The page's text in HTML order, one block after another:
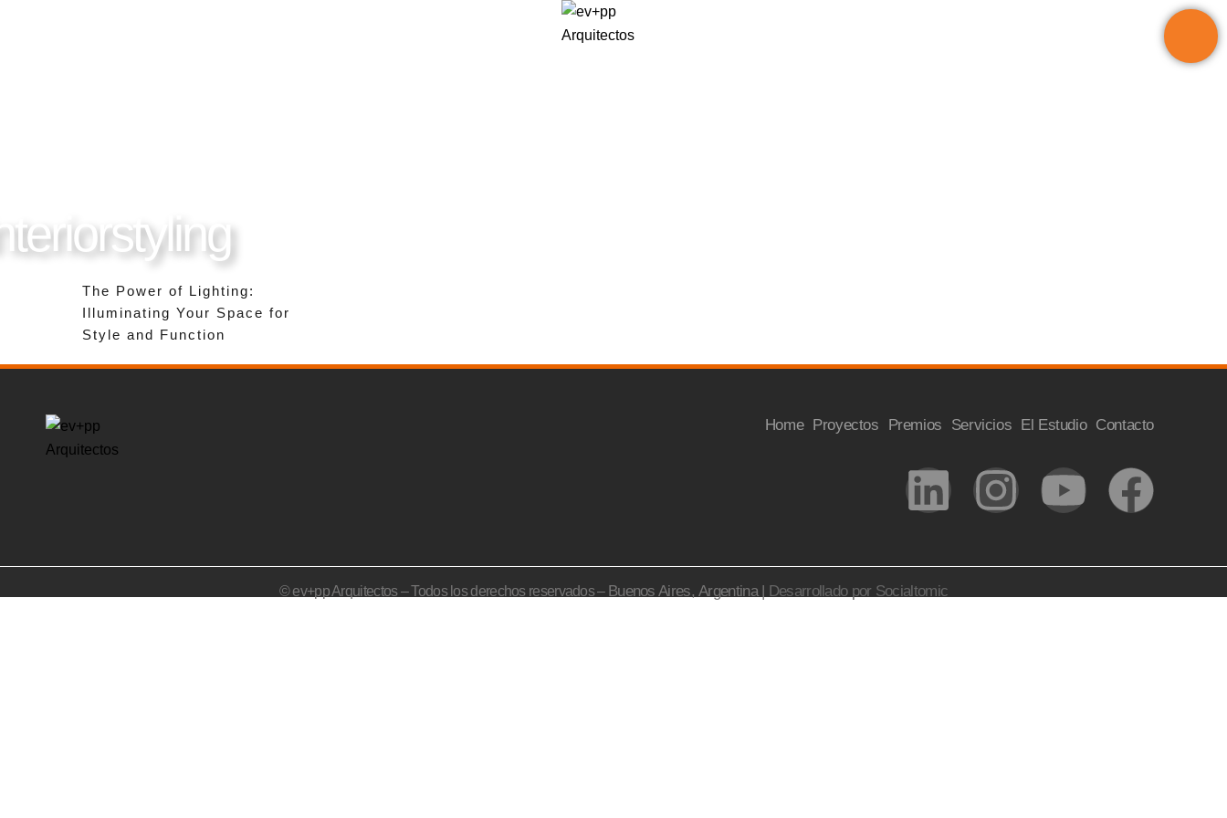
The Power of Lighting:
Illuminating Your Space for
Style and Function
Home Proyectos Premios Servicios El Estudio Contacto
© ev+pp Arquitectos – Todos los derechos reservados – Buenos Aires,Argentina | Desarrollado por Socialtomic